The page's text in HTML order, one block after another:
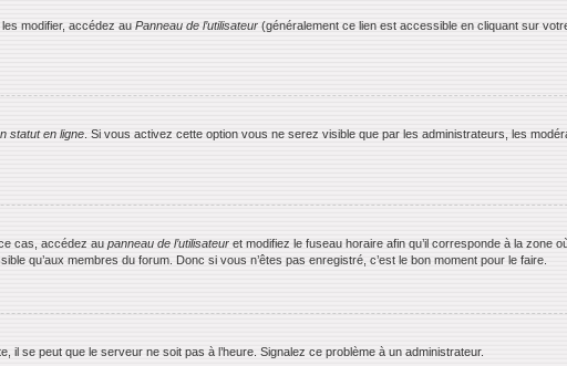
modifier, accédez au Panneau de l’utilisateur (généralement ce lien est accessible en cliquant sur
statut en ligne . Si vous activez cette option vous ne serez visible que par les administrateurs, les
cas, accédez au panneau de l’utilisateur et modifiez le fuseau horaire afin qu’il corresponde à la zone
qu’aux membres du forum. Donc si vous n’êtes pas enregistré, c’est le bon moment pour le faire.
se peut que le serveur ne soit pas à l’heure. Signalez ce problème à un administrateur.